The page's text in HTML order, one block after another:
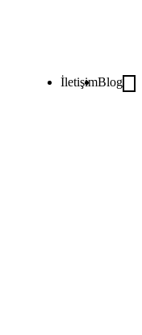
İletişimBlog